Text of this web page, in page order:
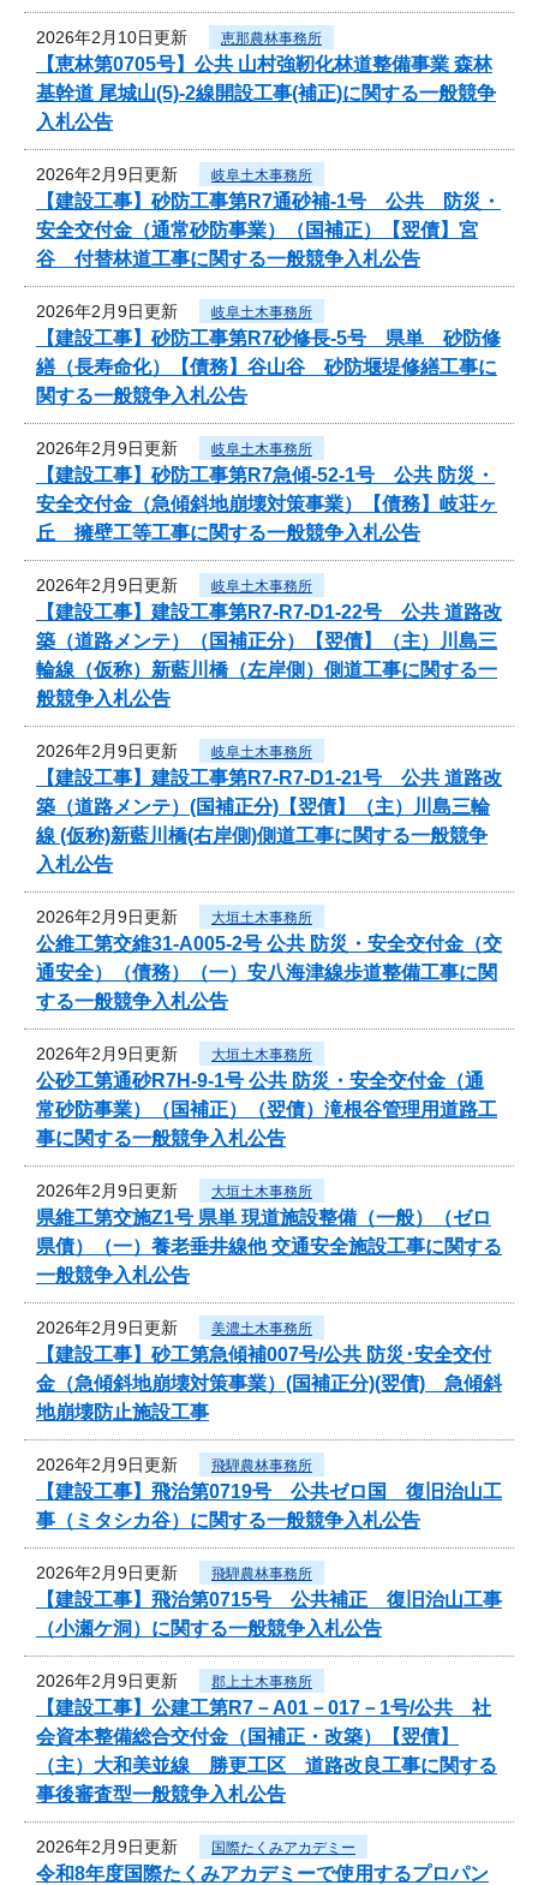
2026年2月10日更新 恵那農林事務所
【恵林第0705号】公共 山村強靭化林道整備事業 森林
基幹道 尾城山(5)-2線開設工事(補正)に関する一般競争
入札公告
2026年2月9日更新 岐阜土木事務所
【建設工事】砂防工事第R7通砂補-1号 公共 防災・
安全交付金（通常砂防事業）（国補正）【翌債】宮
谷 付替林道工事に関する一般競争入札公告
2026年2月9日更新 岐阜土木事務所
【建設工事】砂防工事第R7砂修長-5号 県単 砂防修
繕（長寿命化）【債務】谷山谷 砂防堰堤修繕工事に
関する一般競争入札公告
2026年2月9日更新 岐阜土木事務所
【建設工事】砂防工事第R7急傾-52-1号 公共 防災・
安全交付金（急傾斜地崩壊対策事業）【債務】岐荘ヶ
丘 擁壁工等工事に関する一般競争入札公告
2026年2月9日更新 岐阜土木事務所
【建設工事】建設工事第R7-R7-D1-22号 公共 道路改
築（道路メンテ）（国補正分）【翌債】（主）川島三
輪線（仮称）新藍川橋（左岸側）側道工事に関する一
般競争入札公告
2026年2月9日更新 岐阜土木事務所
【建設工事】建設工事第R7-R7-D1-21号 公共 道路改
築（道路メンテ）(国補正分)【翌債】（主）川島三輪
線 (仮称)新藍川橋(右岸側)側道工事に関する一般競争
入札公告
2026年2月9日更新 大垣土木事務所
公維工第交維31-A005-2号 公共 防災・安全交付金（交
通安全）（債務）（一）安八海津線歩道整備工事に関
する一般競争入札公告
2026年2月9日更新 大垣土木事務所
公砂工第通砂R7H-9-1号 公共 防災・安全交付金（通
常砂防事業）（国補正）（翌債）滝根谷管理用道路工
事に関する一般競争入札公告
2026年2月9日更新 大垣土木事務所
県維工第交施Z1号 県単 現道施設整備（一般）（ゼロ
県債）（一）養老垂井線他 交通安全施設工事に関する
一般競争入札公告
2026年2月9日更新 美濃土木事務所
【建設工事】砂工第急傾補007号/公共 防災･安全交付
金（急傾斜地崩壊対策事業）(国補正分)(翌債) 急傾斜
地崩壊防止施設工事
2026年2月9日更新 飛騨農林事務所
【建設工事】飛治第0719号 公共ゼロ国 復旧治山工
事（ミタシカ谷）に関する一般競争入札公告
2026年2月9日更新 飛騨農林事務所
【建設工事】飛治第0715号 公共補正 復旧治山工事
（小瀬ケ洞）に関する一般競争入札公告
2026年2月9日更新 郡上土木事務所
【建設工事】公建工第R7－A01－017－1号/公共 社
会資本整備総合交付金（国補正・改築）【翌債】
（主）大和美並線 勝更工区 道路改良工事に関する
事後審査型一般競争入札公告
2026年2月9日更新 国際たくみアカデミー
令和8年度国際たくみアカデミーで使用するプロパン